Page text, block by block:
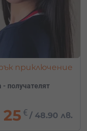
приключение
- получателят
25 € / 48.90 лв.